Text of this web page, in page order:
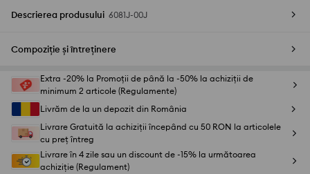
Descrierea produsului 6081J-00J
Compoziție și întreținere
Extra -20% la Promoții de până la -50% la achiziții de
minimum 2 articole (Regulamente)
Livrăm de la un depozit din România
Livrare Gratuită la achiziții începând cu 50 RON la articolele
cu preț întreg
Livrare în 4 zile sau un discount de -15% la următoarea
achiziție (Regulament)